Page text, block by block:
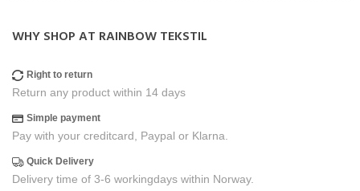
WHY SHOP AT RAINBOW TEKSTIL
Right to return
Return any product within 14 days
Simple payment
Pay with your creditcard, Paypal or Klarna.
Quick Delivery
Delivery time of 3-6 workingdays within Norway.